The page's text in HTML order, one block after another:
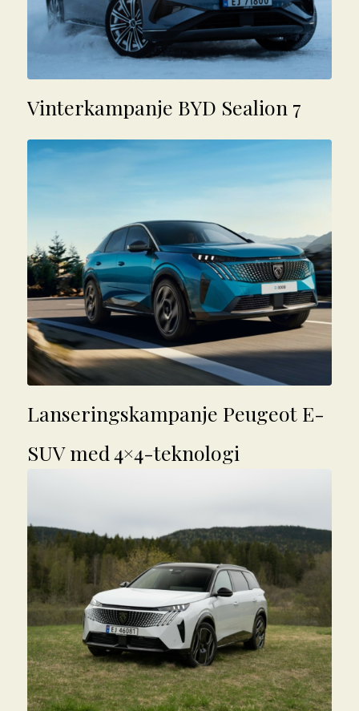
Vinterkampanje BYD Sealion 7
Lanseringskampanje Peugeot E-
SUV med 4×4-teknologi